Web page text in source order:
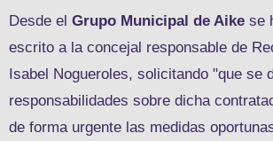
Desde el Grupo Municipal de Aike se
escrito a la concejal responsable de
Isabel Nogueroles, solicitando "que se
responsabilidades sobre dicha
de forma urgente las medidas